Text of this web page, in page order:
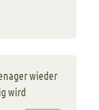
wieder
wird